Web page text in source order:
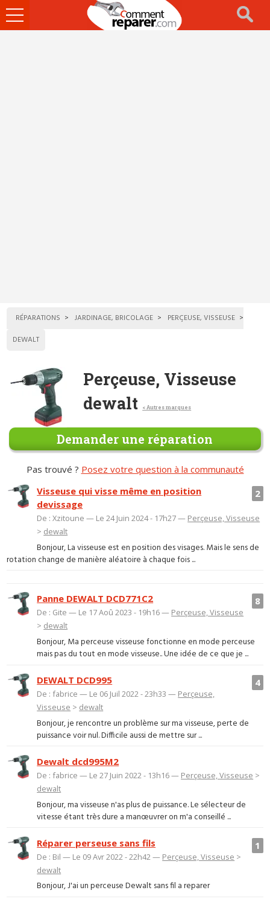
Ouvrir
le
RÉPARATIONS JARDINAGE, BRICOLAGE
PERÇEUSE, VISSEUSE
DEWALT
Perçeuse, Visseuse
dewalt
< Autres marques
Demander une réparation
Pas trouvé ? Posez votre question à la communauté
2
Visseuse qui visse même en position
devissage
De : Xzitoune — Le 24 Juin 2024 - 17h27 — Perçeuse, Visseuse
> dewalt
Bonjour, La visseuse est en position des visages. Mais le sens de
rotation change de manière aléatoire à chaque fois ...
8
Panne DEWALT DCD771C2
De : Gite — Le 17 Aoû 2023 - 19h16 — Perçeuse, Visseuse
> dewalt
Bonjour, Ma perceuse visseuse fonctionne en mode perceuse
mais pas du tout en mode visseuse.. Une idée de ce que je ...
4
DEWALT DCD995
De : fabrice — Le 06 Juil 2022 - 23h33 — Perçeuse,
Visseuse > dewalt
Bonjour, je rencontre un problème sur ma visseuse, perte de
puissance voir nul. Difficile aussi de mettre sur ...
Dewalt dcd995M2
De : fabrice — Le 27 Juin 2022 - 13h16 — Perçeuse, Visseuse >
dewalt
Bonjour, ma visseuse n'as plus de puissance. Le sélecteur de
vitesse étant très dure a manœuvrer on m'a conseillé ...
1
Réparer perseuse sans fils
De : Bil — Le 09 Avr 2022 - 22h42 — Perçeuse, Visseuse >
dewalt
Bonjour, J'ai un perceuse Dewalt sans fil a reparer